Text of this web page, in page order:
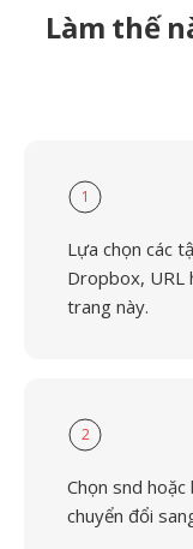
Làm thế
1
Lựa chọn các
Dropbox, URL
trang này.
2
Chọn snd
chuyển đổi